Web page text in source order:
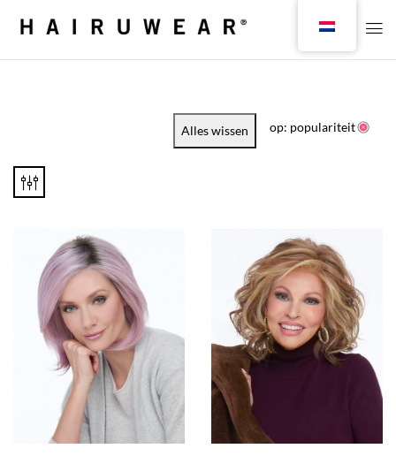
Alles wissen op: populariteit